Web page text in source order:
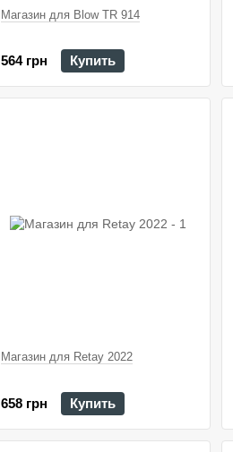
Магазин для Blow TR 914
564 грн Купить
Магазин для Retay 2022
658 грн Купить